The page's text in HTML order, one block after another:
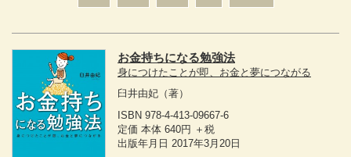
お金持ちになる勉強法
身につけたことが即、お金と夢につながる
臼井由妃 （著）
ISBN 978-4-413-09667-6
定価 本体 640円 ＋税
出版年月日 2017年3月20日